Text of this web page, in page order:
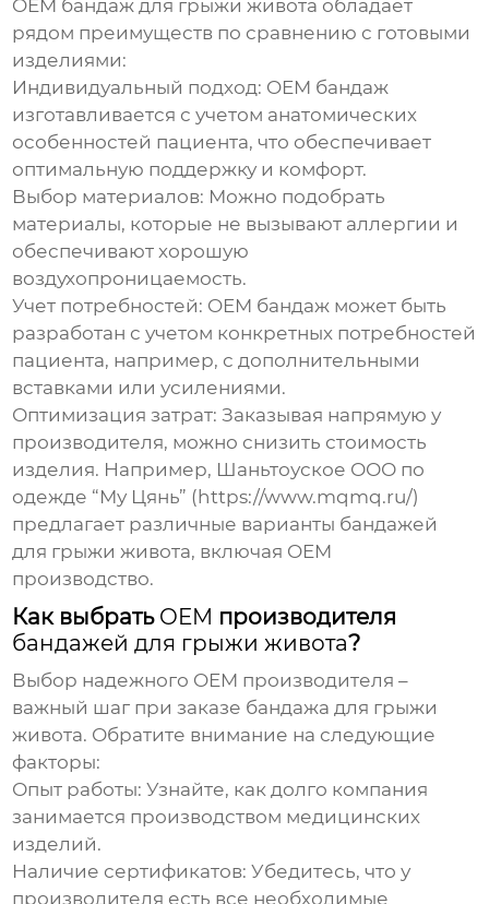
OEM бандаж для грыжи живота обладает
рядом преимуществ по сравнению с готовыми
изделиями:
Индивидуальный подход: OEM бандаж
изготавливается с учетом анатомических
особенностей пациента, что обеспечивает
оптимальную поддержку и комфорт.
Выбор материалов: Можно подобрать
материалы, которые не вызывают аллергии и
обеспечивают хорошую
воздухопроницаемость.
Учет потребностей: OEM бандаж может быть
разработан с учетом конкретных потребностей
пациента, например, с дополнительными
вставками или усилениями.
Оптимизация затрат: Заказывая напрямую у
производителя, можно снизить стоимость
изделия. Например, Шаньтоуское ООО по
одежде “Му Цянь” (https://www.mqmq.ru/)
предлагает различные варианты бандажей
для грыжи живота, включая OEM
производство.
Как выбрать OEM производителя
бандажей для грыжи живота?
Выбор надежного OEM производителя –
важный шаг при заказе бандажа для грыжи
живота. Обратите внимание на следующие
факторы:
Опыт работы: Узнайте, как долго компания
занимается производством медицинских
изделий.
Наличие сертификатов: Убедитесь, что у
производителя есть все необходимые